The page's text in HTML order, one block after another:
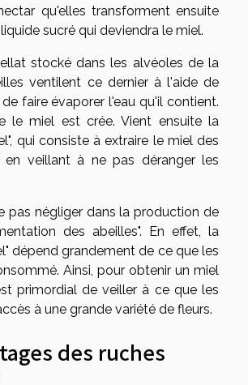
qu'elles transforment ensuite
sucré qui deviendra le miel.
stocké dans les alvéoles de la
ventilent ce dernier à l'aide de
faire évaporer l'eau qu'il contient.
le miel est crée. Vient ensuite la
qui consiste à extraire le miel des
en veillant à ne pas déranger les
pas négliger dans la production de
des abeilles". En effet, la
dépend grandement de ce que les
Ainsi, pour obtenir un miel
primordial de veiller à ce que les
à une grande variété de fleurs.
des ruches